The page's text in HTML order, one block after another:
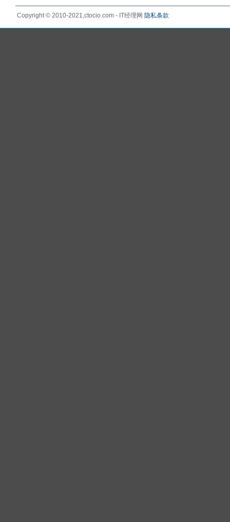
Copyright © 2010-2021,ctocio.com - IT经理网 隐私条款